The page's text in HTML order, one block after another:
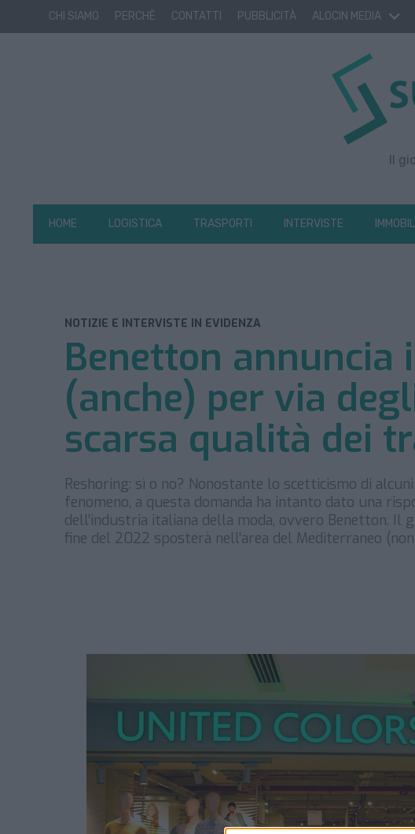
CHI SIAMO PERCHÈ CONTATTI PUBBLICITÀ ALOCIN MEDIA
Il
HOME LOGISTICA TRASPORTI INTERVISTE
NOTIZIE E INTERVISTE IN EVIDENZA
Benetton annuncia
(anche) per via
scarsa qualità dei
Reshoring: sì o no? Nonostante lo scetticismo di
fenomeno, a questa domanda ha intanto dato una
dell’industria italiana della moda, ovvero Benetton. Il
fine del 2022 sposterà nell’area del Mediterraneo